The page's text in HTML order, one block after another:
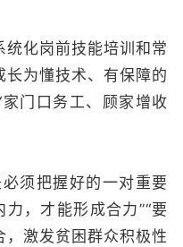
化岗前技能培训和常
为懂技术、有保障的
门口务工、顾家增收
须把握好的一对重要
，才能形成合力”“要
激发贫困群众积极性